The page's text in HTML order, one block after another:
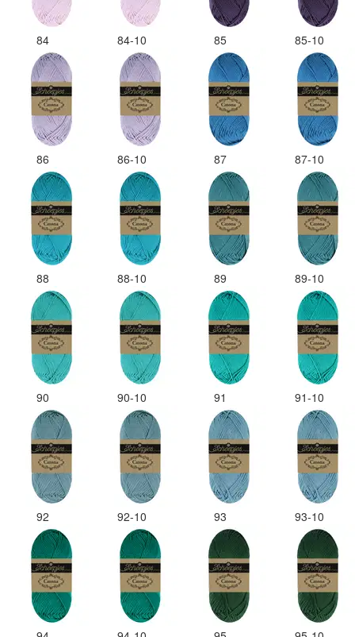
84 84-10 85 85-10
86 86-10 87 87-10
88 88-10 89 89-10
90 90-10 91 91-10
92 92-10 93 93-10